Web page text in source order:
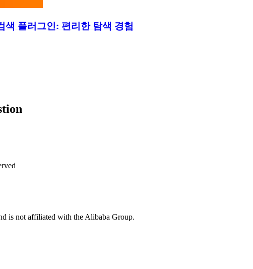
색 플러그인: 편리한 탐색 경험
is not affiliated with the Alibaba Group.